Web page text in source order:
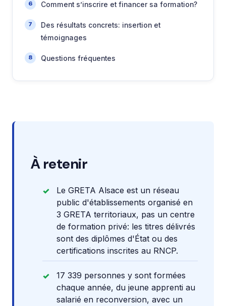
Comment s’inscrire et financer sa formation?
Des résultats concrets: insertion et
témoignages
Questions fréquentes
À retenir
Le GRETA Alsace est un réseau
public d'établissements organisé en
3 GRETA territoriaux, pas un centre
de formation privé: les titres délivrés
sont des diplômes d'État ou des
certifications inscrites au RNCP.
17 339 personnes y sont formées
chaque année, du jeune apprenti au
salarié en reconversion, avec un